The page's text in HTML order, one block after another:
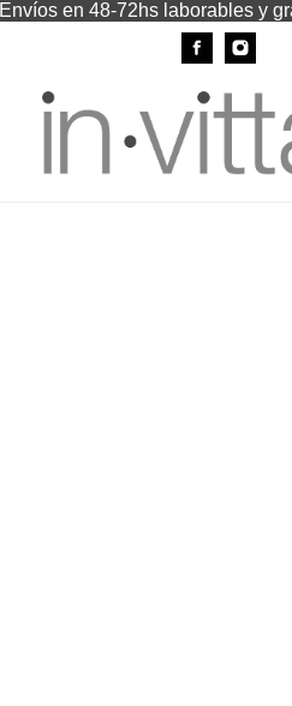
Envíos en 48-72hs laborables y